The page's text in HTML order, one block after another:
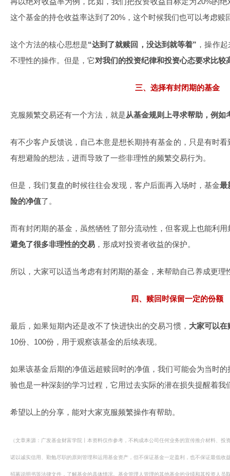
这个基金的持仓收益率达到了20%，这个时候我们也可以考虑赎
这个方法的核心思想是“达到了就赎回，没达到就等着” ，操作
不理性的操作。但是，它对我们的投资纪律和投资心态要求比较
三、选择有封闭期的基金
克服频繁交易还有一个方法，就是从基金规则上寻求帮助，例如
有不少客户反馈说，自己本意是想长期持有基金的，只是有时
有想避险的想法，进而导致了一些非理性的频繁交易行为。
但是，我们复盘的时候往往会发现，客户后面再入场时，基金最
险的净值了。
而有封闭期的基金，虽然牺牲了部分流动性，但客观上也能利
避免了很多非理性的交易 ，形成对投资者收益的保护。
所以，大家可以适当考虑有封闭期的基金，来帮助自己养成更理
四、赎回时保留一定的份额
最后，如果短期内还是改不了快进快出的交易习惯， 大家可以
10份、100份，用于观察该基金的后续表现。
如果该基金后期的净值远超赎回时的净值，我们可能会为当时
验也是一种深刻的学习过程，它用过去实际的潜在损失提醒着我
希望以上的分享，能对大家克服频繁操作有帮助。
（文章来源：广发基金财富学院丨本资料仅作参考，不构成本公司任何业务的宣传推介材料、
诺以诚实信用、勤勉尽职的原则管理和运用基金资产，但不保证基金一定盈利，也不保证最低收
招募说明书等法律文件，了解基金的具体情况。基金管理人管理的其他基金的业绩和其投资人员